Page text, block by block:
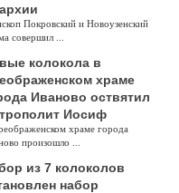
Покровский и Новоузенский
совершил ...
колокола в
храме
Иваново оствятил
Иосиф
храме города
произошло ...
из 7 колоколов
набор